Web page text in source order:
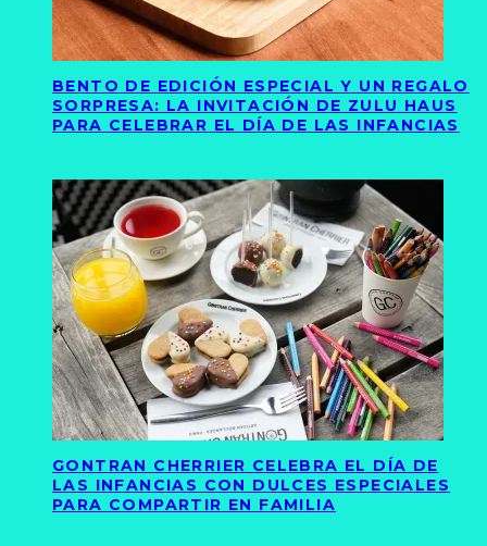
BENTO DE EDICIÓN ESPECIAL Y UN REGALO
SORPRESA: LA INVITACIÓN DE ZULU HAUS
PARA CELEBRAR EL DÍA DE LAS INFANCIAS
GONTRAN CHERRIER CELEBRA EL DÍA DE
LAS INFANCIAS CON DULCES ESPECIALES
PARA COMPARTIR EN FAMILIA